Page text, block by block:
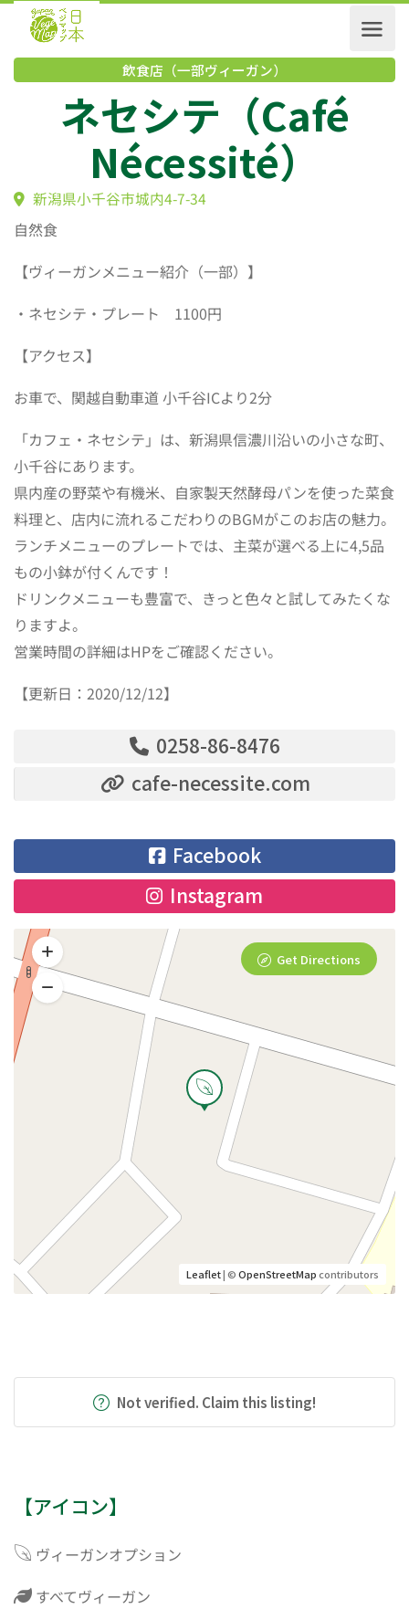
飲食店（一部ヴィーガン）
ネセシテ（Café
Nécessité）
自然食
【ヴィーガンメニュー紹介（一部）】
・ネセシテ・プレート 1100円
【アクセス】
お車で、関越自動車道 小千谷ICより2分
「カフェ・ネセシテ」は、新潟県信濃川沿いの小さな町、
小千谷にあります。
県内産の野菜や有機米、自家製天然酵母パンを使った菜食
料理と、店内に流れるこだわりのBGMがこのお店の魅力。
ランチメニューのプレートでは、主菜が選べる上に4,5品
もの小鉢が付くんです！
ドリンクメニューも豊富で、きっと色々と試してみたくな
りますよ。
営業時間の詳細はHPをご確認ください。
【更新日：2020/12/12】
0258-86-8476
cafe-necessite.com
Facebook
Instagram
Leaflet| ©OpenStreetMapcontributors
Get Directions
Not verified. Claim this listing!
【アイコン】
ヴィーガンオプション
すべてヴィーガン